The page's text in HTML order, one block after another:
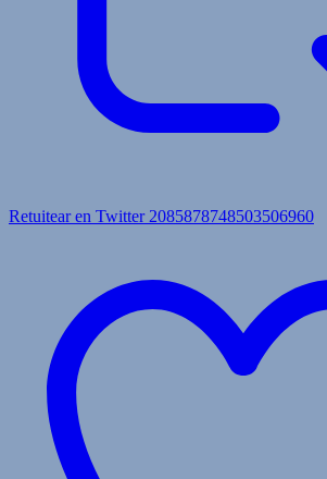
Retuitear en Twitter 2085878748503506960